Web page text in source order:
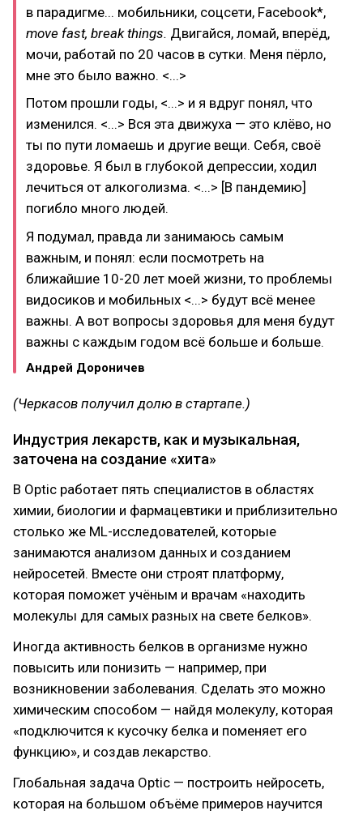
в парадигме... мобильники, соцсети, Facebook*,
move fast, break things. Двигайся, ломай, вперёд,
мочи, работай по 20 часов в сутки. Меня пёрло,
мне это было важно. <...>
Потом прошли годы, <...> и я вдруг понял, что
изменился. <...> Вся эта движуха — это клёво, но
ты по пути ломаешь и другие вещи. Себя, своё
здоровье. Я был в глубокой депрессии, ходил
лечиться от алкоголизма. <...> [В пандемию]
погибло много людей.
Я подумал, правда ли занимаюсь самым
важным, и понял: если посмотреть на
ближайшие 10-20 лет моей жизни, то проблемы
видосиков и мобильных <...> будут всё менее
важны. А вот вопросы здоровья для меня будут
важны с каждым годом всё больше и больше.
Андрей Дороничев
(Черкасов получил долю в стартапе.)
Индустрия лекарств, как и музыкальная,
заточена на создание «хита»
В Optic работает пять специалистов в областях
химии, биологии и фармацевтики и приблизительно
столько же ML-исследователей, которые
занимаются анализом данных и созданием
нейросетей. Вместе они строят платформу,
которая поможет учёным и врачам «находить
молекулы для самых разных на свете белков».
Иногда активность белков в организме нужно
повысить или понизить — например, при
возникновении заболевания. Сделать это можно
химическим способом — найдя молекулу, которая
«подключится к кусочку белка и поменяет его
функцию», и создав лекарство.
Глобальная задача Optic — построить нейросеть,
которая на большом объёме примеров научится